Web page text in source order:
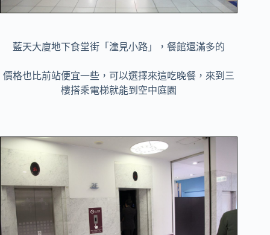
藍天大廈地下食堂街「潼見小路」，餐館還滿多的
價格也比前站便宜一些，可以選擇來這吃晚餐，來到三
樓搭乘電梯就能到空中庭園